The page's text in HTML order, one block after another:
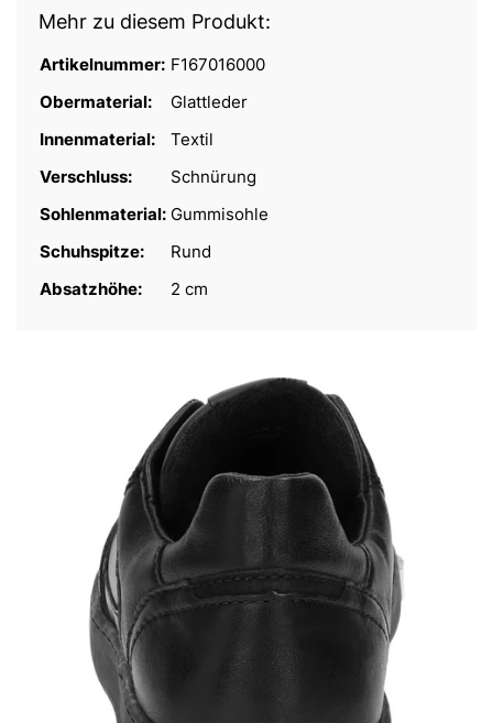
Mehr zu diesem Produkt:
Artikelnummer: F167016000
Obermaterial:
Glattleder
Innenmaterial:
Textil
Verschluss:
Schnürung
Sohlenmaterial: Gummisohle
Schuhspitze:
Rund
Absatzhöhe:
2 cm